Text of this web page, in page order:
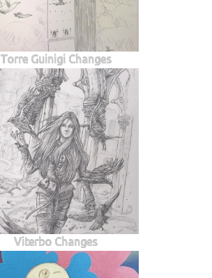
Torre Guinigi Changes
Viterbo Changes